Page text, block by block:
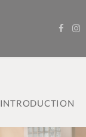
I
INTRODUCTION